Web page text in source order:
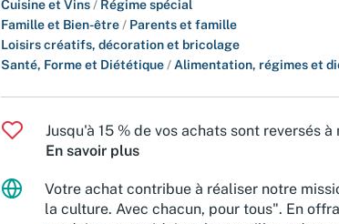
Cuisine et Vins / Régime spécial
Famille et Bien-être / Parents et famille
Loisirs créatifs, décoration et bricolage
Santé, Forme et Diététique / Alimentation, régimes et
Jusqu'à 15 % de vos achats sont reversés
En savoir plus
Votre achat contribue à réaliser notre
la culture. Avec chacun, pour tous". En